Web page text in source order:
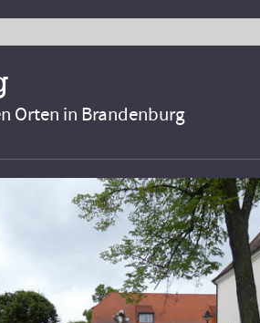
Orten in Brandenburg